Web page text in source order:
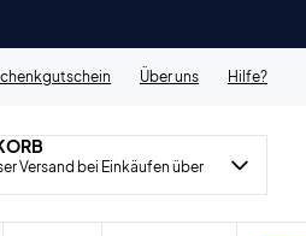
Über uns Hilfe?
Versand bei Einkäufen über